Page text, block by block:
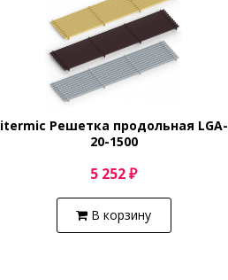
itermic Решетка продольная LGA-
20-1500
5 252 ₽
В корзину